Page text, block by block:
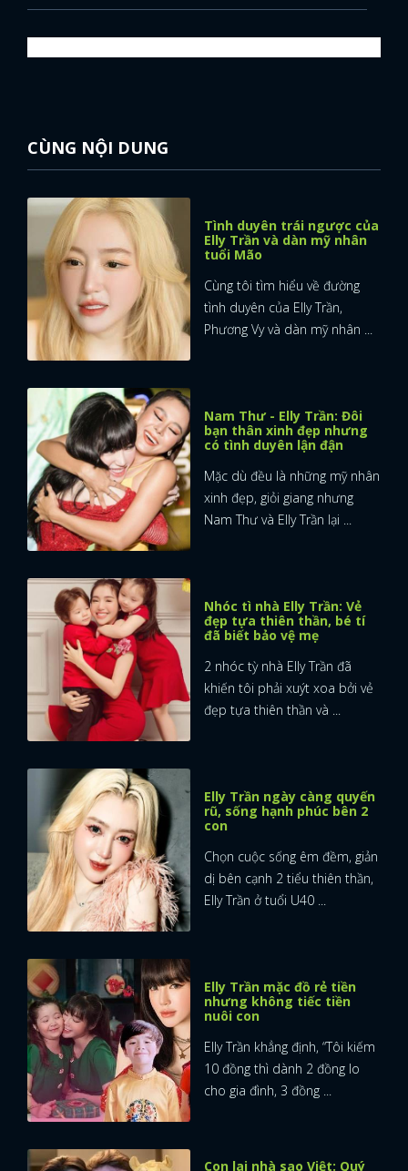
ĐĂNG NHẬP
CÙNG NỘI DUNG
Tình duyên trái ngược của
Elly Trần và dàn mỹ nhân
tuổi Mão
Cùng tôi tìm hiểu về đường
tình duyên của Elly Trần,
Phương Vy và dàn mỹ nhân ...
Nam Thư - Elly Trần: Đôi
bạn thân xinh đẹp nhưng
có tình duyên lận đận
Mặc dù đều là những mỹ nhân
xinh đẹp, giỏi giang nhưng
Nam Thư và Elly Trần lại ...
Nhóc tì nhà Elly Trần: Vẻ
đẹp tựa thiên thần, bé tí
đã biết bảo vệ mẹ
2 nhóc tỳ nhà Elly Trần đã
khiến tôi phải xuýt xoa bởi vẻ
đẹp tựa thiên thần và ...
Elly Trần ngày càng quyến
rũ, sống hạnh phúc bên 2
con
Chọn cuộc sống êm đềm, giản
dị bên cạnh 2 tiểu thiên thần,
Elly Trần ở tuổi U40 ...
Elly Trần mặc đồ rẻ tiền
nhưng không tiếc tiền
nuôi con
Elly Trần khẳng định, “Tôi kiếm
10 đồng thì dành 2 đồng lo
cho gia đình, 3 đồng ...
Con lai nhà sao Việt: Quý